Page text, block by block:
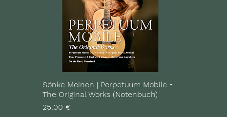
Sönke Meinen | Perpetuum Mobile •
The Original Works (Notenbuch)
Preis
25,00 €